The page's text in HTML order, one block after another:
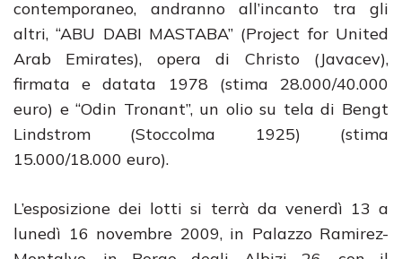
contemporaneo, andranno all’incanto tra gli
altri, “ABU DABI MASTABA” (Project for United
Arab Emirates), opera di Christo (Javacev),
firmata e datata 1978 (stima 28.000/40.000
euro) e “Odin Tronant”, un olio su tela di Bengt
Lindstrom (Stoccolma 1925) (stima
15.000/18.000 euro).
L’esposizione dei lotti si terrà da venerdì 13 a
lunedì 16 novembre 2009, in Palazzo Ramirez-